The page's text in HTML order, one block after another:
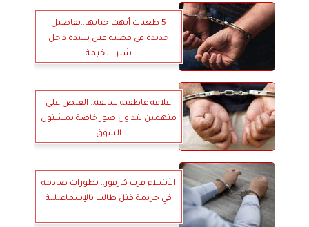
5 طعنات أنهت حياتها..تفاصيل
جديدة في قضية قتل سيدة داخل
شبرا الخيمة
علاقة عاطفية سابقة.. القبض على
متهمين بتداول صور خاصة بمشتول
السوق
الأشلاء قرب كارفور.. تطورات صادمة
في جريمة قتل طالب بالإسماعيلية